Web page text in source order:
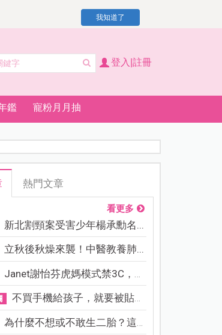
我知道了
登入|註冊
鑑 寵粉月月抽
熱門文章
看更多
新北割頸案受害少年楊承勳名...
立秋後秋燥來襲！中醫教養肺...
Janet謝怡芬虎媽模式禁3C，看...
不買手機給孩子，就要被貼「...
為什麼不想或不敢生二胎？這8...